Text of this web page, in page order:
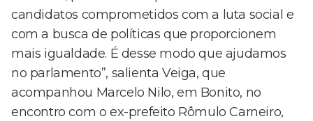
candidatos comprometidos com a luta social e
com a busca de políticas que proporcionem
mais igualdade. É desse modo que ajudamos
no parlamento”, salienta Veiga, que
acompanhou Marcelo Nilo, em Bonito, no
encontro com o ex-prefeito Rômulo Carneiro,